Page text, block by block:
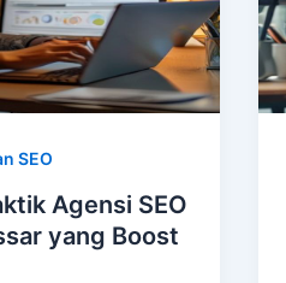
SEO
Agensi SEO
yang Boost